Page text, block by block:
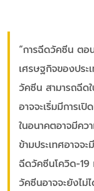
“การฉีดวัคซีน ตอ
เศรษฐกิจของประ
วัคซีน สามารถฉีดใ
อาจจะเริ่มมีการเปิ
ในอนาคตอาจมีคว
ข้ามประเทศอาจจ
ฉีดวัคซีนโควิด-19
วัคซีนอาจจะยังไม่